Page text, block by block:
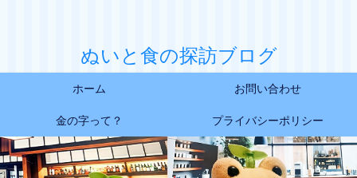
ぬいと食の探訪ブログ
ホーム お問い合わせ
金の字って？ プライバシーポリシー